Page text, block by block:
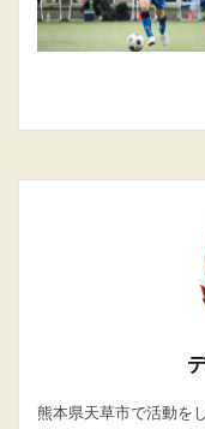
熊本県天草市で活動を